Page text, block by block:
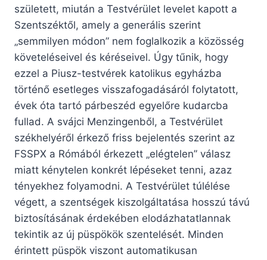
született, miután a Testvérület levelet kapott a
Szentszéktől, amely a generális szerint
„semmilyen módon” nem foglalkozik a közösség
követeléseivel és kéréseivel. Úgy tűnik, hogy
ezzel a Piusz-testvérek katolikus egyházba
történő esetleges visszafogadásáról folytatott,
évek óta tartó párbeszéd egyelőre kudarcba
fullad. A svájci Menzingenből, a Testvérület
székhelyéről érkező friss bejelentés szerint az
FSSPX a Rómából érkezett „elégtelen” válasz
miatt kénytelen konkrét lépéseket tenni, azaz
tényekhez folyamodni. A Testvérület túlélése
végett, a szentségek kiszolgáltatása hosszú távú
biztosításának érdekében elodázhatatlannak
tekintik az új püspökök szentelését. Minden
érintett püspök viszont automatikusan